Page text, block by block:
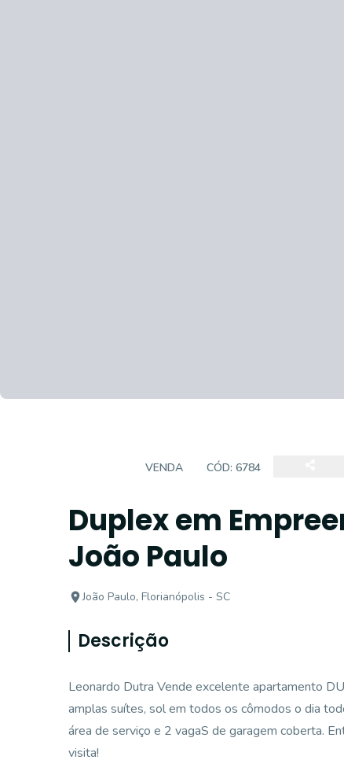
VENDA CÓD: 6784
Duplex em
João Paulo
João Paulo, Florianópolis - SC
Descrição
Leonardo Dutra Vende excelente apartamento
amplas suítes, sol em todos os cômodos o dia
área de serviço e 2 vagaS de garagem coberta.
visita!